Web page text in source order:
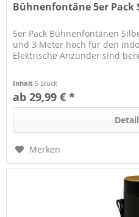
Bühnenfontäne 5er Pack
5er Pack Bühnenfontänen
und 3 Meter hoch für den
Elektrische Anzünder sind
Inhalt 5 Stück
ab 29,99 € *
Merken